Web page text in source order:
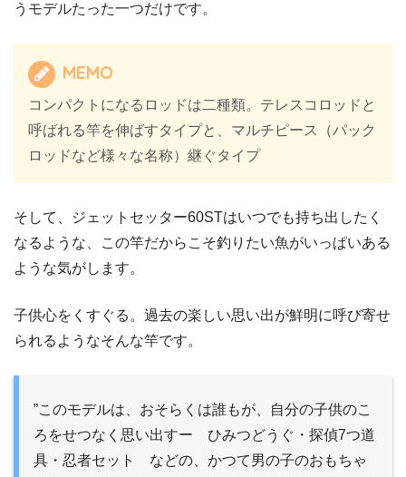
うモデルたった一つだけです。
MEMO
コンパクトになるロッドは二種類。テレスコロッドと
呼ばれる竿を伸ばすタイプと、マルチピース（パック
ロッドなど様々な名称）継ぐタイプ
そして、ジェットセッター60STはいつでも持ち出したく
なるような、この竿だからこそ釣りたい魚がいっぱいある
ような気がします。
子供心をくすぐる。過去の楽しい思い出が鮮明に呼び寄せ
られるようなそんな竿です。
”このモデルは、おそらくは誰もが、自分の子供のこ
ろをせつなく思い出すー ひみつどうぐ・探偵7つ道
具・忍者セット などの、かつて男の子のおもちゃ